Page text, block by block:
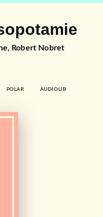
, Robert Nobret
POLAR AUDIOLIB